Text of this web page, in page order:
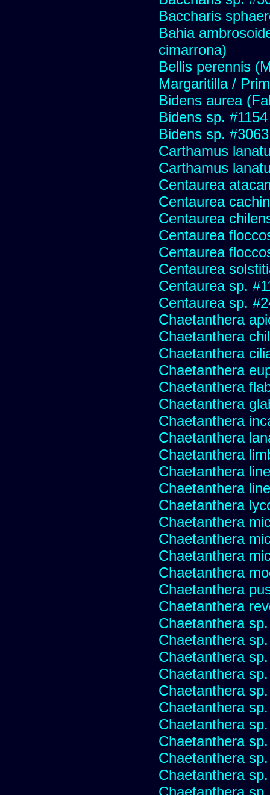
Baccharis
Bahia
cimarrona)
Bellis perennis
Margaritilla /
Bidens aurea
Bidens sp. #1154
Bidens sp. #3063
Carthamus
Carthamus
Centaurea
Centaurea
Centaurea
Centaurea
Centaurea
Centaurea
Centaurea sp.
Centaurea sp.
Chaetanthera
Chaetanthera
Chaetanthera
Chaetanthera
Chaetanthera
Chaetanthera
Chaetanthera
Chaetanthera
Chaetanthera
Chaetanthera
Chaetanthera
Chaetanthera
Chaetanthera
Chaetanthera
Chaetanthera
Chaetanthera
Chaetanthera
Chaetanthera
Chaetanthera
Chaetanthera
Chaetanthera
Chaetanthera
Chaetanthera
Chaetanthera
Chaetanthera
Chaetanthera
Chaetanthera
Chaetanthera
Chaetanthera